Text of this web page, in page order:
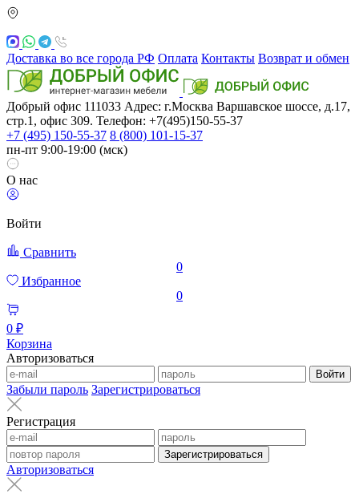
Доставка во все города РФ Оплата Контакты Возврат и обмен
Добрый офис 111033 Адрес: г.Москва Варшавское шоссе, д.17,
стр.1, офис 309. Телефон: +7(495)150-55-37
+7 (495) 150-55-37 8 (800) 101-15-37
пн-пт 9:00-19:00 (мск)
О нас
Войти
Сравнить
0
Избранное
0
0 ₽
Корзина
Авторизоваться
Войти
Забыли пароль Зарегистрироваться
Регистрация
Зарегистрироваться
Авторизоваться